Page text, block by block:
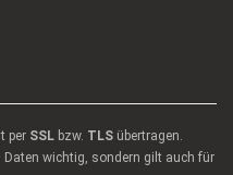
per SSL bzw. TLS übertragen.
Daten wichtig, sondern gilt auch für